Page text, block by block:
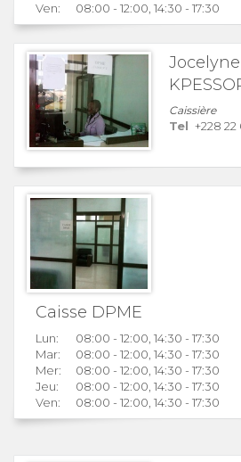
Ven:
08:00 - 12:00, 14:30 - 17:30
Jocelyne
Caissière
Tel +228 22
Caisse DPME
Lun:
08:00 - 12:00, 14:30 - 17:30
Mar:
08:00 - 12:00, 14:30 - 17:30
Mer:
08:00 - 12:00, 14:30 - 17:30
Jeu:
08:00 - 12:00, 14:30 - 17:30
Ven:
08:00 - 12:00, 14:30 - 17:30